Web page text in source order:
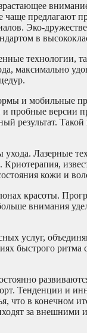
чаще
Эко-
в
технологии,
максимально
и мобильные
пробные
результат.
Лазерные
кожи и
красоты.
внимания
услуг,
быстрого
Тенденции и
что в конечном
за внешними